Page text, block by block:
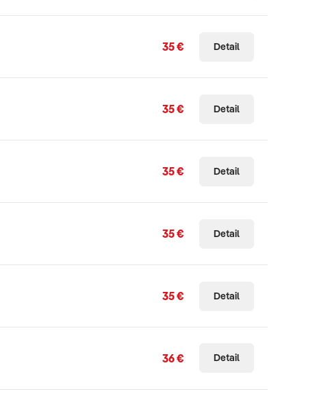
35 € Detail
35 € Detail
35 € Detail
35 € Detail
35 € Detail
36 € Detail